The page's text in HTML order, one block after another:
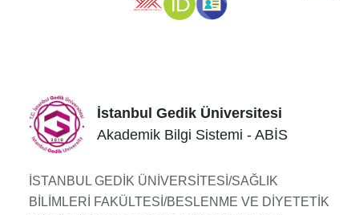
İstanbul Gedik Üniversitesi
Akademik Bilgi Sistemi - ABİS
İSTANBUL GEDİK ÜNİVERSİTESİ/SAĞLIK
BİLİMLERİ FAKÜLTESİ/BESLENME VE DİYETETİK